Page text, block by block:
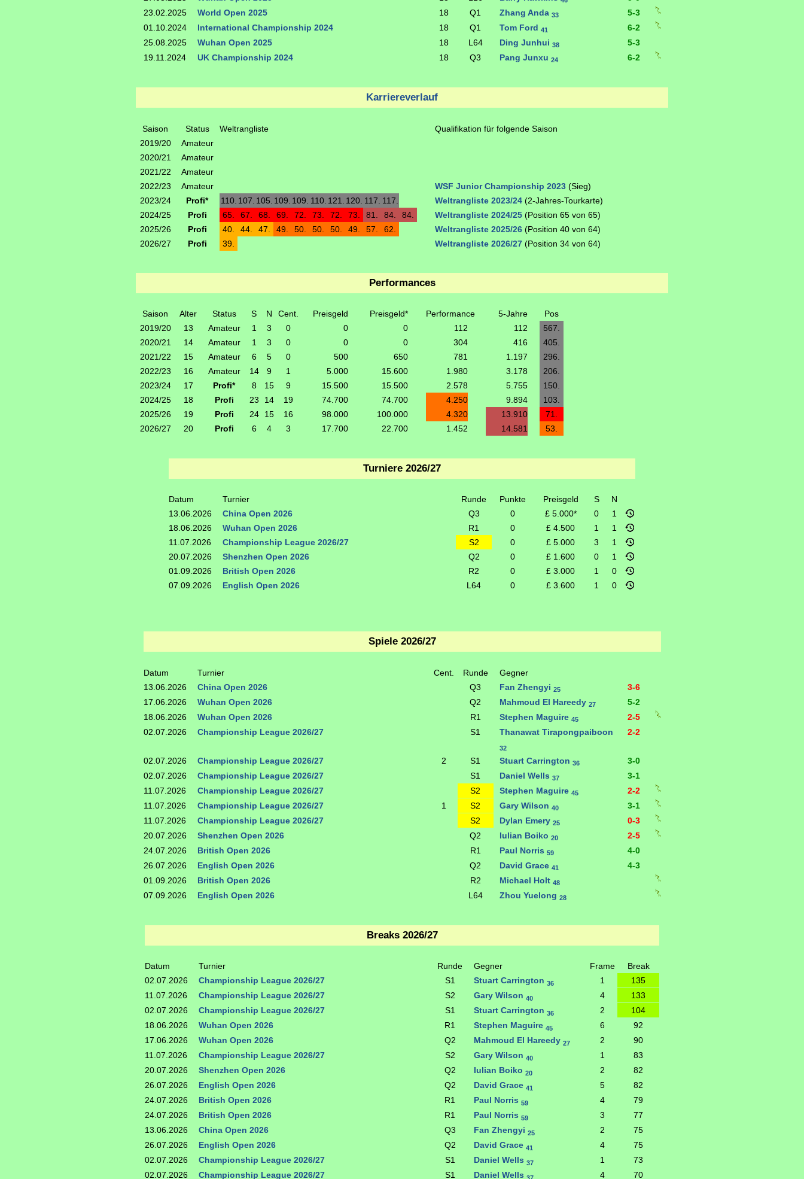
23.02.2025
World Open 2025 18 Q1 Zhang Anda 33
5-3
01.10.2024
International Championship 2024 18 Q1 Tom Ford 41
6-2
25.08.2025
Wuhan Open 2025 18 L64 Ding Junhui 38
5-3
19.11.2024
UK Championship 2024 18 Q3 Pang Junxu 24 6-2
Karriereverlauf
Saison Status Weltrangliste
Qualifikation für folgende Saison
2019/20
Amateur
2020/21
Amateur
2021/22
Amateur
2022/23
Amateur WSF Junior Championship 2023 (Sieg)
2023/24
Profi* 110. 107. 105. 109. 109. 110. 121. 120. 117. 117. Weltrangliste 2023/24 (2-Jahres-Tourkarte)
2024/25
Profi 65. 67. 68. 69. 72. 73. 72. 73. 81. 84. 84. Weltrangliste 2024/25 (Position 65 von 65)
2025/26
Profi 40. 44. 47. 49. 50. 50. 50. 49. 57. 62. Weltrangliste 2025/26 (Position 40 von 64)
2026/27
Profi 39. Weltrangliste 2026/27 (Position 34 von 64)
Performances
Saison Alter Status S N Cent. Preisgeld Preisgeld* Performance 5-Jahre
Pos
2019/20
13 Amateur 1 3 0 0 0 112 112
567.
2020/21
14 Amateur 1 3 0 0 0 304 416
405.
2021/22
15 Amateur 6 5 0 500 650 781 1.197
296.
2022/23
16 Amateur 14 9 1 5.000 15.600 1.980 3.178
206.
2023/24
17 Profi* 8 15 9 15.500 15.500 2.578 5.755
150.
2024/25
18 Profi 23 14 19 74.700 74.700 4.250 9.894
103.
2025/26
19 Profi 24 15 16 98.000 100.000 4.320 13.910
71.
2026/27
20 Profi 6 4 3 17.700 22.700 1.452 14.581 53.
Turniere 2026/27
Datum Turnier Runde Punkte Preisgeld S
N
13.06.2026
China Open 2026 Q3 0 £ 5.000* 0
1
18.06.2026
Wuhan Open 2026 R1 0 £ 4.500 1
1
11.07.2026
Championship League 2026/27 S2 0 £ 5.000 3
1
20.07.2026
Shenzhen Open 2026 Q2 0 £ 1.600 0
1
01.09.2026
British Open 2026 R2 0 £ 3.000 1
0
07.09.2026
English Open 2026 L64 0 £ 3.600 1 0
Spiele 2026/27
Datum Turnier Cent. Runde
Gegner
13.06.2026
China Open 2026 Q3 Fan Zhengyi 25
3-6
17.06.2026
Wuhan Open 2026 Q2 Mahmoud El Hareedy 27
5-2
18.06.2026
Wuhan Open 2026 R1 Stephen Maguire 45
2-5
02.07.2026
Championship League 2026/27 S1 Thanawat Tirapongpaiboon
32
2-2
02.07.2026 Championship League 2026/27 2 S1 Stuart Carrington 36
3-0
02.07.2026
Championship League 2026/27 S1 Daniel Wells 37
3-1
11.07.2026
Championship League 2026/27 S2 Stephen Maguire 45
2-2
11.07.2026
Championship League 2026/27 1 S2 Gary Wilson 40
3-1
11.07.2026
Championship League 2026/27 S2 Dylan Emery 25
0-3
20.07.2026
Shenzhen Open 2026 Q2 Iulian Boiko 20
2-5
24.07.2026
British Open 2026 R1 Paul Norris 59
4-0
26.07.2026
English Open 2026 Q2 David Grace 41
4-3
01.09.2026
British Open 2026 R2 Michael Holt 48
07.09.2026 English Open 2026 L64 Zhou Yuelong 28
Breaks 2026/27
Datum Turnier Runde Gegner Frame
Break
02.07.2026
Championship League 2026/27 S1 Stuart Carrington 36 1
135
11.07.2026
Championship League 2026/27 S2 Gary Wilson 40 4
133
02.07.2026
Championship League 2026/27 S1 Stuart Carrington 36 2
104
18.06.2026
Wuhan Open 2026 R1 Stephen Maguire 45 6
92
17.06.2026
Wuhan Open 2026 Q2 Mahmoud El Hareedy 27 2
90
11.07.2026
Championship League 2026/27 S2 Gary Wilson 40 1
83
20.07.2026
Shenzhen Open 2026 Q2 Iulian Boiko 20 2
82
26.07.2026
English Open 2026 Q2 David Grace 41 5
82
24.07.2026
British Open 2026 R1 Paul Norris 59 4
79
24.07.2026
British Open 2026 R1 Paul Norris 59 3
77
13.06.2026
China Open 2026 Q3 Fan Zhengyi 25 2
75
26.07.2026
English Open 2026 Q2 David Grace 41 4
75
02.07.2026
Championship League 2026/27 S1 Daniel Wells 37 1
73
02.07.2026
Championship League 2026/27 S1 Daniel Wells 4 70